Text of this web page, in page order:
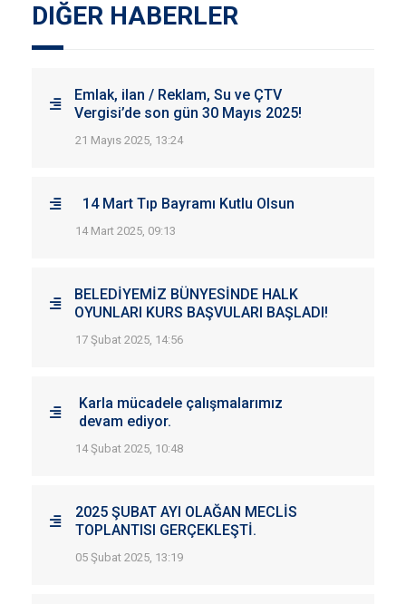
DIĞER HABERLER
Emlak, ilan / Reklam, Su ve ÇTV
Vergisi’de son gün 30 Mayıs 2025!
21 Mayıs 2025, 13:24
14 Mart Tıp Bayramı Kutlu Olsun
14 Mart 2025, 09:13
BELEDİYEMİZ BÜNYESİNDE HALK
OYUNLARI KURS BAŞVULARI BAŞLADI!
17 Şubat 2025, 14:56
Karla mücadele çalışmalarımız
devam ediyor.
14 Şubat 2025, 10:48
2025 ŞUBAT AYI OLAĞAN MECLİS
TOPLANTISI GERÇEKLEŞTİ.
05 Şubat 2025, 13:19